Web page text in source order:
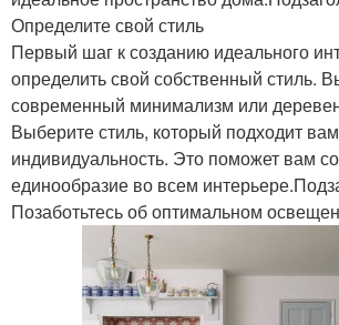
Определите свой стиль
Первый шаг к созданию идеального
определить свой собственный стиль.
современный минимализм или
Выберите стиль, который подходит
индивидуальность. Это поможет вам
единообразие во всем
Позаботьтесь об оптимальном